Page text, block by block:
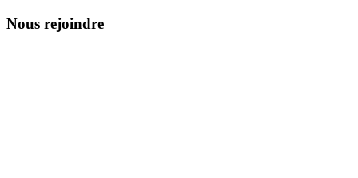
Nous rejoindre